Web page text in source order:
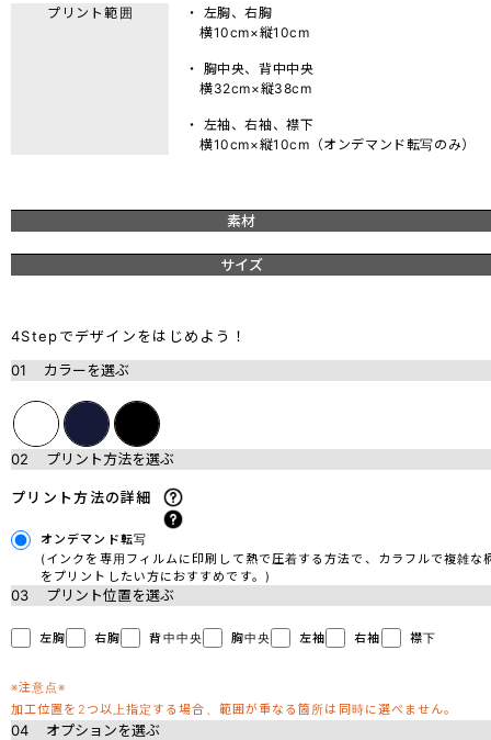
プリント範囲
・ 左胸、右胸
横10cm×縦10cm
・ 胸中央、背中中央
横32cm×縦38cm
・ 左袖、右袖、襟下
横10cm×縦10cm（オンデマンド転写のみ）
素材
サイズ
4Stepでデザインをはじめよう！
01
カラーを選ぶ
02 プリント方法を選ぶ
プリント方法の詳細
オンデマンド転写
(インクを専用フィルムに印刷して熱で圧着する方法で、カラフルで複雑な
をプリントしたい方におすすめです。)
03 プリント位置を選ぶ
左胸 右胸 背中中央 胸中央 左袖 右袖 襟下
※注意点※
加工位置を2つ以上指定する場合、範囲が重なる箇所は同時に選べません。
04 オプションを選ぶ